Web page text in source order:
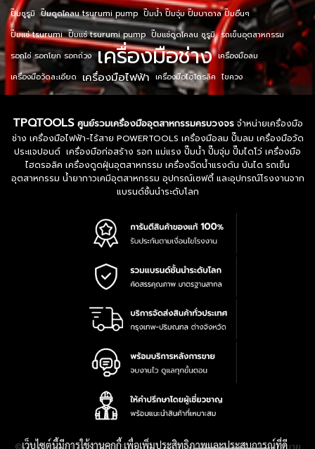
ปั๊มซูรูมิ ปั๊มดูดโคลน tsurumi pump ปั๊มน้ำ ปั๊มจุ่ม ปั๊มบาดาล ปั๊มอื่นๆ
ปั๊มแช่ tsurumi ปั๊มแช่ tsurumi pump ปั๊มแช่ดูดโคลน ซูรูมิ รถเข็นอุตสาหกรรม
รอกโซ่ รอกโยก รอกถ่วง เครื่องมือช่าง เครื่องมือลม
เครื่องมือวัดละเอียด เครื่องมือไฟฟ้า เครื่องมือไฮโดรลิค ไขควง
TPQTOOLS ศูนย์รวมเครื่องมืออุตสาหกรรมครบวงจรจำหน่ายเครื่องมือ
ช่าง เครื่องมือไฟฟ้า-ไร้สาย POWERTOOLS เครื่องมือลม ปั๊มลม เครื่องมือวัด
ประแจปอนด์ เครื่องมือก่อสร้าง รอก แม่แรง ปั๊มน้ำ ปั๊มจุ่ม ปั๊มไดโว่ เครื่องมือ
ไฮดรอลิค เครื่องดูดฝุ่นอุตสาหกรรม เครื่องฉีดน้ำแรงดัน บันได รถเข็น
อุตสาหกรรม น้ำยากาวเคมีอุตสาหกรรม อุปกรณ์เซฟตี้ และอุปกรณ์โรงงานจาก
แบรนด์ชั้นนำระดับโลก
เว็บไซต์นี้มีการใช้งานคุกกี้ เพื่อเพิ่มประสิทธิภาพและประสบการณ์ที่ดี